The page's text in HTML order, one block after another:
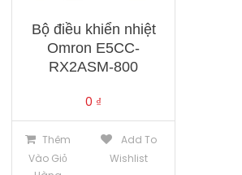
Bộ điều khiển nhiệt
Omron E5CC-
RX2ASM-800
0 ₫
Thêm
Vào Giỏ
Add To
Wishlist